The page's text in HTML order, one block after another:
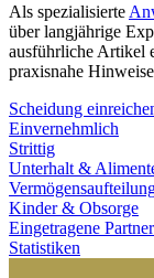
Als spezialisierte
über langjährige
ausführliche Artikel
praxisnahe
Scheidung
Einvernehmlich
Strittig
Unterhalt &
Kinder & Obsorge
Eingetragene
Statistiken